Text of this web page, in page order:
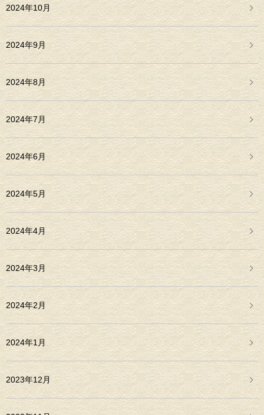
2024年10月
2024年9月
2024年8月
2024年7月
2024年6月
2024年5月
2024年4月
2024年3月
2024年2月
2024年1月
2023年12月